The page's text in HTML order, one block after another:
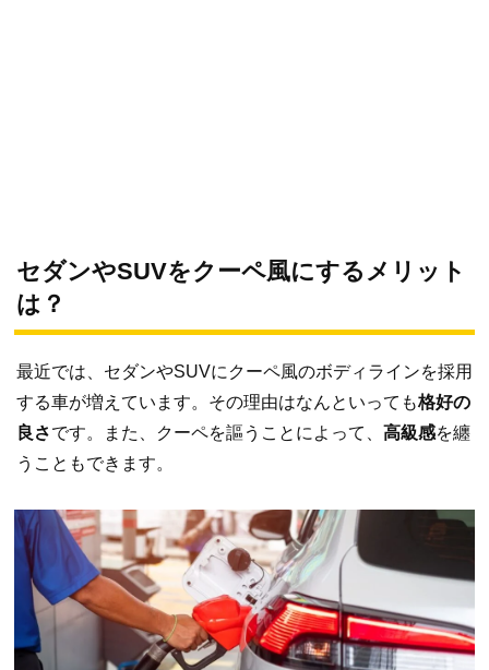
セダンやSUVをクーペ風にするメリット
は？
最近では、セダンやSUVにクーペ風のボディラインを採用
する車が増えています。その理由はなんといっても格好の
良さです。また、クーペを謳うことによって、 高級感を纏
うこともできます。